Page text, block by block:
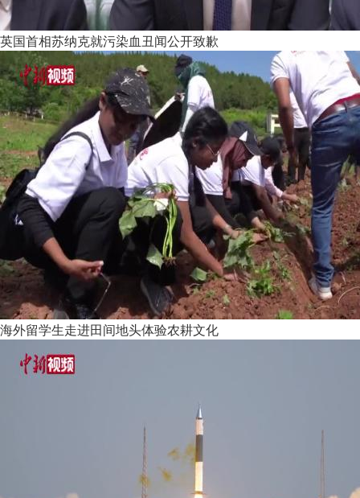
英国首相苏纳克就污染血丑闻公开致歉
海外留学生走进田间地头体验农耕文化